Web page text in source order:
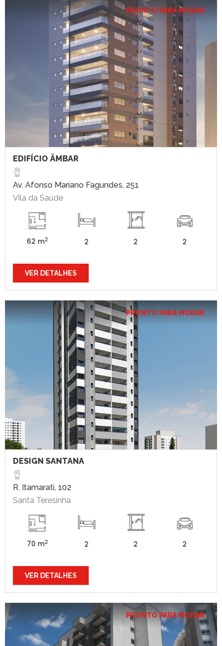
PRONTO PARA MORAR
EDIFÍCIO ÂMBAR
Av. Afonso Mariano Fagundes, 251
Vila da Saúde
62 m2 2 2 2
VER DETALHES
PRONTO PARA MORAR
DESIGN SANTANA
R. Itamarati, 102
Santa Teresinha
70 m2 2 2 2
VER DETALHES
PRONTO PARA MORAR